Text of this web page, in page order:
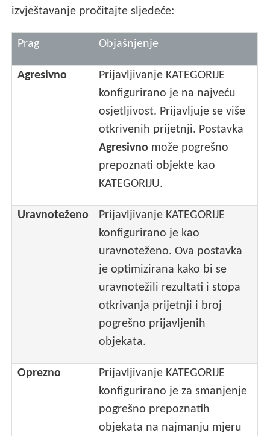
izvještavanje pročitajte sljedeće:
Prag Objašnjenje
Agresivno
Prijavljivanje KATEGORIJE
konfigurirano je na najveću
osjetljivost. Prijavljuje se više
otkrivenih prijetnji. Postavka
Agresivno može pogrešno
prepoznati objekte kao
KATEGORIJU.
Uravnoteženo
Prijavljivanje KATEGORIJE
konfigurirano je kao
uravnoteženo. Ova postavka
je optimizirana kako bi se
uravnotežili rezultati i stopa
otkrivanja prijetnji i broj
pogrešno prijavljenih
objekata.
Oprezno
Prijavljivanje KATEGORIJE
konfigurirano je za smanjenje
pogrešno prepoznatih
objekata na najmanju mjeru